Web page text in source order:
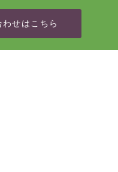
わせはこちら